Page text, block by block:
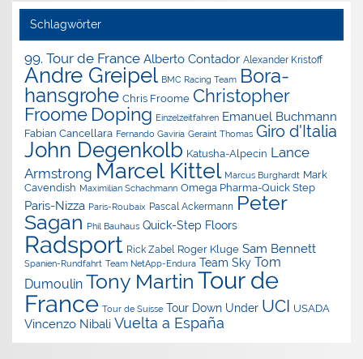
Schlagwörter
99. Tour de France Alberto Contador Alexander Kristoff
Andre Greipel BMC Racing Team Bora-
hansgrohe Chris Froome Christopher
Froome Doping Einzelzeitfahren Emanuel Buchmann
Fabian Cancellara Fernando Gaviria Geraint Thomas Giro d'Italia
John Degenkolb Katusha-Alpecin Lance
Armstrong Marcel Kittel Marcus Burghardt Mark
Cavendish Maximilian Schachmann Omega Pharma-Quick Step
Paris-Nizza Paris-Roubaix Pascal Ackermann Peter
Sagan Phil Bauhaus Quick-Step Floors
Radsport Rick Zabel Roger Kluge Sam Bennett
Spanien-Rundfahrt Team NetApp-Endura Team Sky Tom
Dumoulin Tony Martin Tour de
France Tour de Suisse Tour Down Under UCI USADA
Vincenzo Nibali Vuelta a España